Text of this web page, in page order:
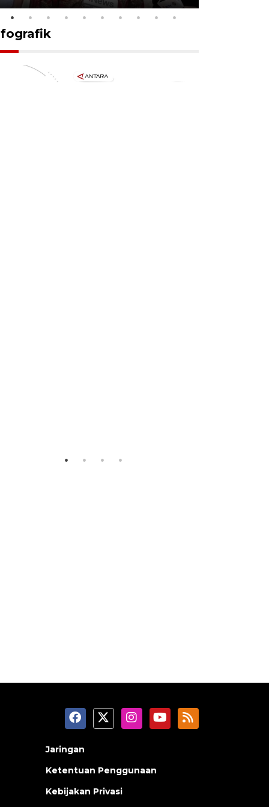
Jaringan
Ketentuan Penggunaan
Kebijakan Privasi